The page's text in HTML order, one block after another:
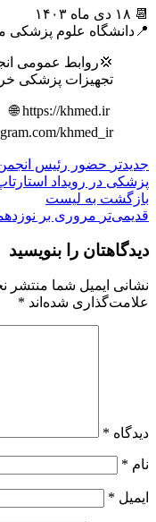
📆 ۱۸ دی ماه ۱۴۰۳
📍دانشگاه علوم پزشکی
💢روابط عمومی
تجهیزات پزشکی
‏ https://khmed.ir 🌐
جدیدتر حضور رئیس انجمن
پزشکی در رویداد
بازگشت به لیست
قدیمی‌تر مروری بر
دیدگاهتان را بنویسید
نشانی ایمیل شما منتشر
علامت‌گذاری شده‌اند *
دیدگاه *
نام *
ایمیل *